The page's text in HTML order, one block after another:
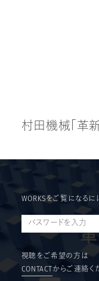
村 田機械 「 革
WORKSをご覧になるに
視聴をご希望の方は
CONTACT からご連絡く